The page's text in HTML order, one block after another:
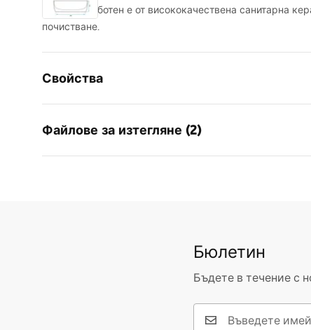
шкаф. Изработен е от висококачествена санитарна
почистване.
Свойства
Материал
Цвят
120
НЕ
Файлове за изтегляне (2)
Бюлетин
Бъдете в течение с